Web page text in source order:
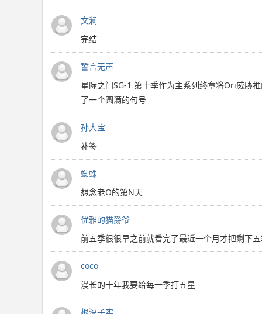
文澜
完结
誓言无声
星际之门SG-1 第十季作为主系列终章将Ori威胁
了一个圆满的句号
孙大宝
补签
蜘蛛
想念老O的第N天
优雅的猫爵爷
前五季很很早之前就看完了最近一个月才把剩下
coco
漫长的十年我要给每一季打五星